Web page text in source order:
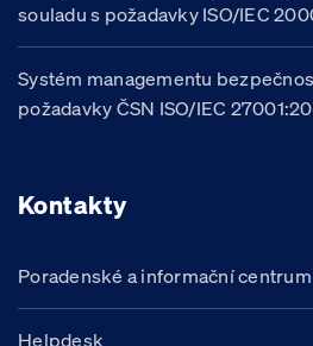
souladu s požadavky ISO/IEC
Systém managementu
požadavky ČSN ISO/IEC
Kontakty
Poradenské a informační centrum
Helpdesk